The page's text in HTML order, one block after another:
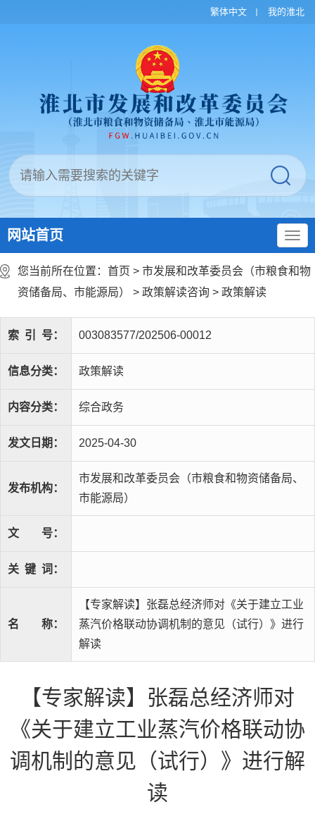
繁体中文 我的淮北
网站首页
您当前所在位置： 首页 > 市发展和改革委员会（市粮食和物
资储备局、市能源局）
> 政策解读咨询 > 政策解读
索 引 号： 003083577/202506-00012
信息分类： 政策解读
内容分类： 综合政务
发文日期： 2025-04-30
发布机构：
市发展和改革委员会（市粮食和物资储备局、
市能源局）
文 号：
关 键 词：
名 称：
【专家解读】张磊总经济师对《关于建立工业
蒸汽价格联动协调机制的意见（试行）》进行
解读
【专家解读】张磊总经济师对
《关于建立工业蒸汽价格联动协
调机制的意见（试行）》进行解
读